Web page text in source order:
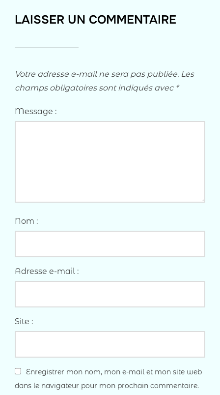
LAISSER UN COMMENTAIRE
Votre adresse e-mail ne sera pas publiée. Les
champs obligatoires sont indiqués avec *
Message :
Nom :
Adresse e-mail :
Site :
Enregistrer mon nom, mon e-mail et mon site web
dans le navigateur pour mon prochain commentaire.